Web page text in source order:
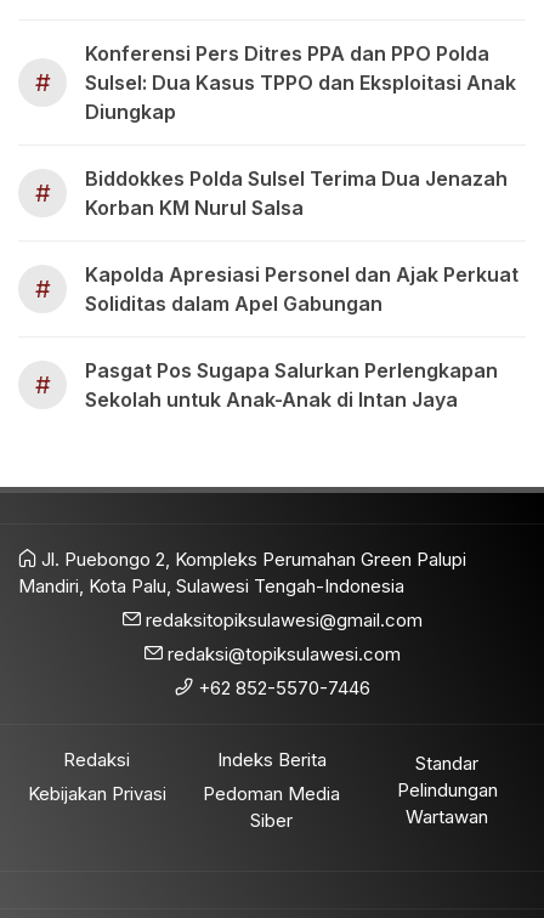
#
Konferensi Pers Ditres PPA dan PPO Polda
Sulsel: Dua Kasus TPPO dan Eksploitasi Anak
Diungkap
#
Biddokkes Polda Sulsel Terima Dua Jenazah
Korban KM Nurul Salsa
#
Kapolda Apresiasi Personel dan Ajak Perkuat
Soliditas dalam Apel Gabungan
#
Pasgat Pos Sugapa Salurkan Perlengkapan
Sekolah untuk Anak-Anak di Intan Jaya
Jl. Puebongo 2, Kompleks Perumahan Green Palupi
Mandiri, Kota Palu, Sulawesi Tengah-Indonesia
redaksitopiksulawesi@gmail.com
redaksi@topiksulawesi.com
+62 852-5570-7446
Redaksi
Kebijakan Privasi
Indeks Berita
Pedoman Media
Siber
Standar
Pelindungan
Wartawan